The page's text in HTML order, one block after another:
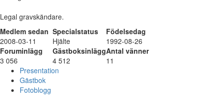
Legal gravskändare.
Medlem sedan Specialstatus
Födelsedag
2008-03-11
Hjälte
1992-08-26
Foruminlägg
GästboksinläggAntal vänner
3 056
4 512
11
Presentation
Gästbok
Fotoblogg